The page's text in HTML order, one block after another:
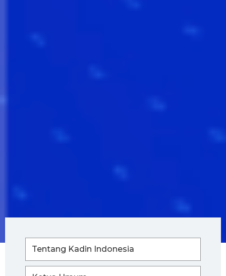
Tentang Kadin Indonesia